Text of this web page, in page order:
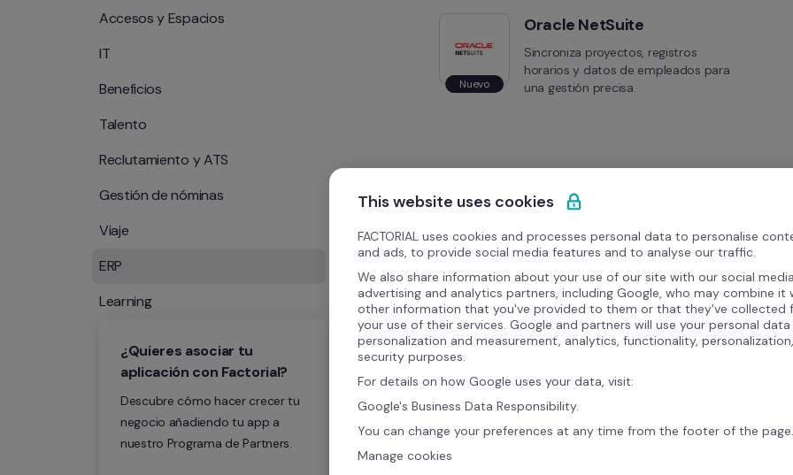
Accesos y Espacios
IT
Beneficios
Talento
Reclutamiento y ATS
Gestión de nóminas
Viaje
ERP
Learning
¿Quieres asociar tu
aplicación con Factorial?
Descubre cómo hacer crecer tu
negocio añadiendo tu app a
nuestro Programa de Partners.
Nuevo
Oracle NetSuite
Sincroniza proyectos, registros
horarios y datos de empleados para
una gestión precisa.
This website uses cookies
FACTORIAL uses cookies and processes personal data to personalise
and ads, to provide social media features and to analyse our traffic.
We also share information about your use of our site with our social
advertising and analytics partners, including Google, who may combine it
other information that you've provided to them or that they've collected
your use of their services. Google and partners will use your personal
personalization and measurement, analytics, functionality,
security purposes.
For details on how Google uses your data, visit:
Google's Business Data Responsibility.
You can change your preferences at any time from the footer of the page.
Manage cookies